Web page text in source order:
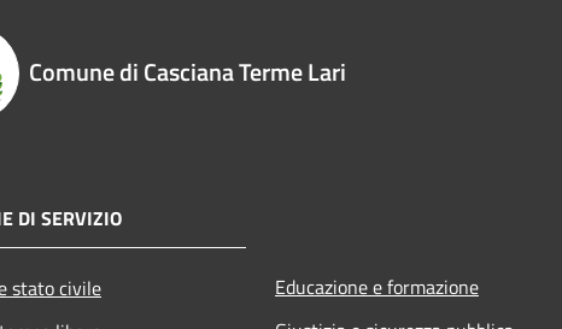
Comune di Casciana Terme Lari
DI SERVIZIO
stato civile
Educazione e formazione